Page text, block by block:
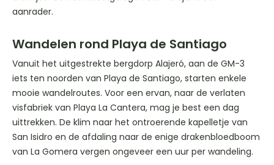
aanrader.
Wandelen rond Playa de Santiago
Vanuit het uitgestrekte bergdorp Alajeró, aan de GM-3
iets ten noorden van Playa de Santiago, starten enkele
mooie wandelroutes. Voor een ervan, naar de verlaten
visfabriek van Playa La Cantera, mag je best een dag
uittrekken. De klim naar het ontroerende kapelletje van
San Isidro en de afdaling naar de enige drakenbloedboom
van La Gomera vergen ongeveer een uur per wandeling.